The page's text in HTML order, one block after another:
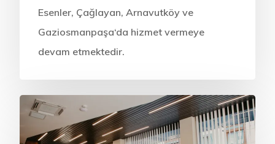
Esenler, Çağlayan, Arnavutköy ve
Gaziosmanpaşa‘da hizmet vermeye
devam etmektedir.